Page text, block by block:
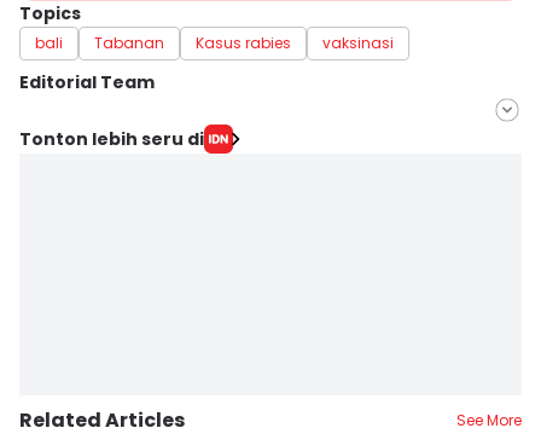
Topics
bali Tabanan Kasus rabies vaksinasi
Editorial Team
Editor
Tonton lebih seru di
Related Articles See More